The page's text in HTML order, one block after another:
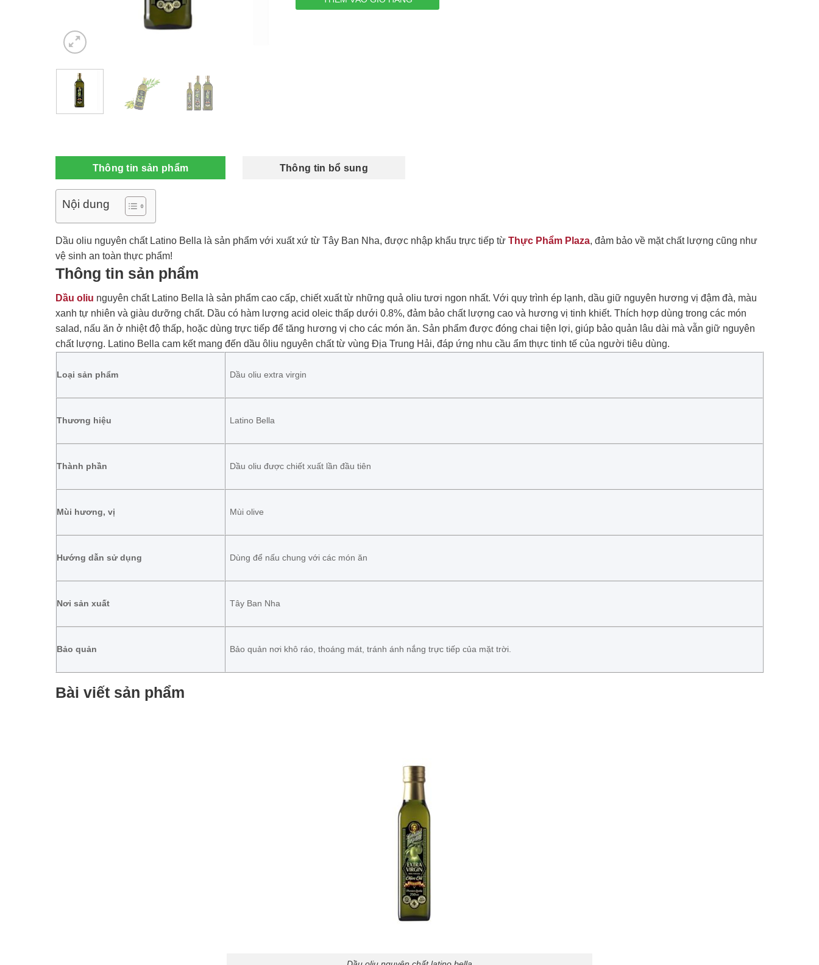
Thông tin sản phẩm Thông tin bổ sung
Nội dung
Dầu oliu nguyên chất Latino Bella là sản phẩm với xuất xứ từ Tây Ban Nha, được nhập khẩu trực tiếp từ Thực Phẩm Plaza, đảm bảo về mặt chất lượng cũng như
vệ sinh an toàn thực phẩm!
Thông tin sản phẩm
Dầu oliu nguyên chất Latino Bella là sản phẩm cao cấp, chiết xuất từ những quả oliu tươi ngon nhất. Với quy trình ép lạnh, dầu giữ nguyên hương vị đậm đà, màu
xanh tự nhiên và giàu dưỡng chất. Dầu có hàm lượng acid oleic thấp dưới 0.8%, đảm bảo chất lượng cao và hương vị tinh khiết. Thích hợp dùng trong các món
salad, nấu ăn ở nhiệt độ thấp, hoặc dùng trực tiếp để tăng hương vị cho các món ăn. Sản phẩm được đóng chai tiện lợi, giúp bảo quản lâu dài mà vẫn giữ nguyên
chất lượng. Latino Bella cam kết mang đến dầu ôliu nguyên chất từ vùng Địa Trung Hải, đáp ứng nhu cầu ẩm thực tinh tế của người tiêu dùng.
Loại sản phẩm Dầu oliu extra virgin
Thương hiệu Latino Bella
Thành phần Dầu oliu được chiết xuất lần đầu tiên
Mùi hương, vị Mùi olive
Hướng dẫn sử dụng Dùng để nấu chung với các món ăn
Nơi sản xuất Tây Ban Nha
Bảo quản Bảo quản nơi khô ráo, thoáng mát, tránh ánh nắng trực tiếp của mặt trời.
Bài viết sản phẩm